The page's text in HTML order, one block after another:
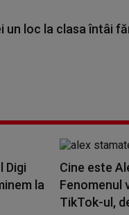
un loc la clasa întâi
Digi
la
Cine este
Fenomenul
TikTok-ul,